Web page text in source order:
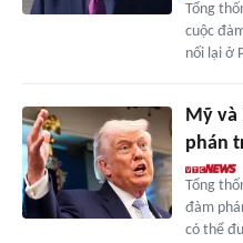
Tổng
cuộc
nối lại ở
Mỹ và
phán
Tổng
đàm
có thể